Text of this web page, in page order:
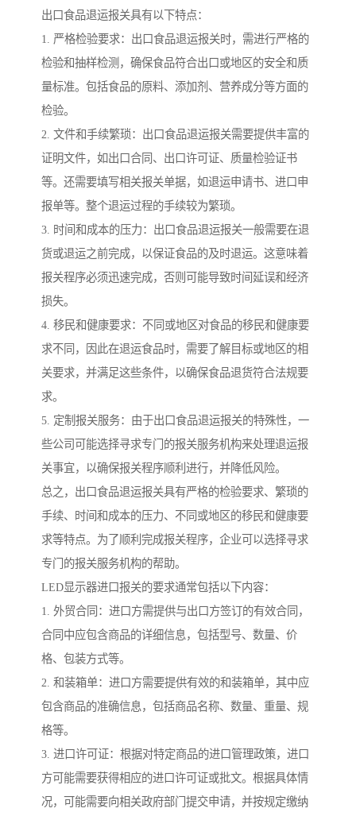
出口食品退运报关具有以下特点：
1. 严格检验要求：出口食品退运报关时，需进行严格的
检验和抽样检测，确保食品符合出口或地区的安全和质
量标准。包括食品的原料、添加剂、营养成分等方面的
检验。
2. 文件和手续繁琐：出口食品退运报关需要提供丰富的
证明文件，如出口合同、出口许可证、质量检验证书
等。还需要填写相关报关单据，如退运申请书、进口申
报单等。整个退运过程的手续较为繁琐。
3. 时间和成本的压力：出口食品退运报关一般需要在退
货或退运之前完成，以保证食品的及时退运。这意味着
报关程序必须迅速完成，否则可能导致时间延误和经济
损失。
4. 移民和健康要求：不同或地区对食品的移民和健康要
求不同，因此在退运食品时，需要了解目标或地区的相
关要求，并满足这些条件，以确保食品退货符合法规要
求。
5. 定制报关服务：由于出口食品退运报关的特殊性，一
些公司可能选择寻求专门的报关服务机构来处理退运报
关事宜，以确保报关程序顺利进行，并降低风险。
总之，出口食品退运报关具有严格的检验要求、繁琐的
手续、时间和成本的压力、不同或地区的移民和健康要
求等特点。为了顺利完成报关程序，企业可以选择寻求
专门的报关服务机构的帮助。
LED显示器进口报关的要求通常包括以下内容：
1. 外贸合同：进口方需提供与出口方签订的有效合同，
合同中应包含商品的详细信息，包括型号、数量、价
格、包装方式等。
2. 和装箱单：进口方需要提供有效的和装箱单，其中应
包含商品的准确信息，包括商品名称、数量、重量、规
格等。
3. 进口许可证：根据对特定商品的进口管理政策，进口
方可能需要获得相应的进口许可证或批文。根据具体情
况，可能需要向相关政府部门提交申请，并按规定缴纳